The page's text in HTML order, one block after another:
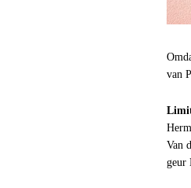
van
Van
geur